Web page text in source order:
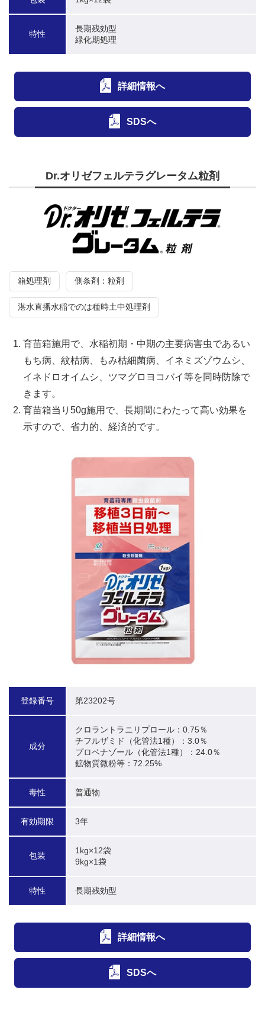
特性
長期残効型
緑化期処理
詳細情報へ
SDSへ
Dr.オリゼフェルテラグレータム粒剤
箱処理剤 側条剤：粒剤
湛水直播水稲でのは種時土中処理剤
育苗箱施用で、水稲初期・中期の主要病害虫であるい
もち病、紋枯病、もみ枯細菌病、イネミズゾウムシ、
イネドロオイムシ、ツマグロヨコバイ等を同時防除で
きます。
育苗箱当り50g施用で、長期間にわたって高い効果を
示すので、省力的、経済的です。
登録番号 第23202号
成分
クロラントラニリプロール：0.75％
チフルザミド（化管法1種）：3.0％
プロベナゾール（化管法1種）：24.0％
鉱物質微粉等：72.25%
毒性 普通物
有効期限 3年
包装
1kg×12袋
9kg×1袋
特性 長期残効型
詳細情報へ
SDSへ